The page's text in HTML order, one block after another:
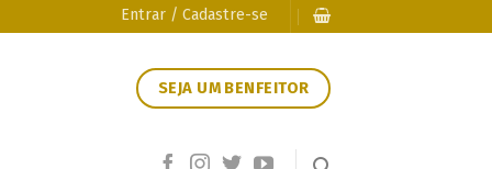
Entrar / Cadastre-se
SEJA UM BENFEITOR